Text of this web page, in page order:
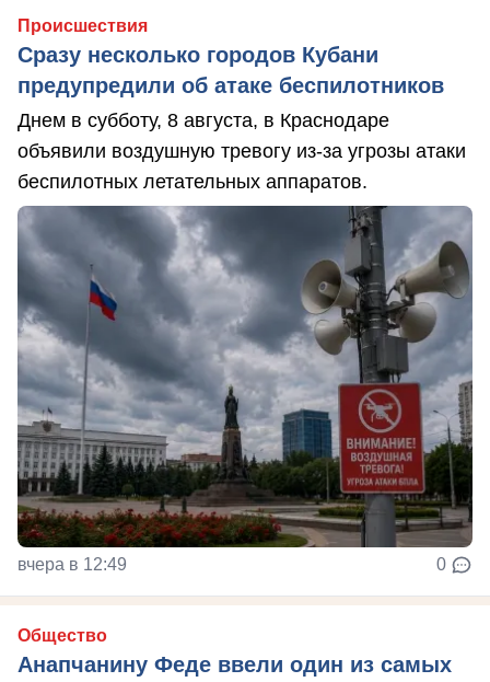
Происшествия
Сразу несколько городов Кубани
предупредили об атаке беспилотников
Днем в субботу, 8 августа, в Краснодаре
объявили воздушную тревогу из-за угрозы атаки
беспилотных летательных аппаратов.
вчера в 12:49 0
Общество
Анапчанину Феде ввели один из самых